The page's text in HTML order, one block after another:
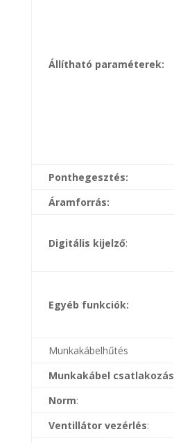
Állítható paraméterek:
Ponthegesztés:
Áramforrás:
Digitális kijelző:
Egyéb funkciók:
Munkakábelhűtés
Munkakábel csatlakozás
Norm:
Ventillátor vezérlés: